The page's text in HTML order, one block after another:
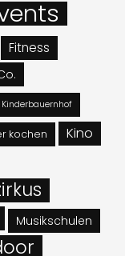
Fitness
Kinderbauernhof
kochen Kino
Musikschulen